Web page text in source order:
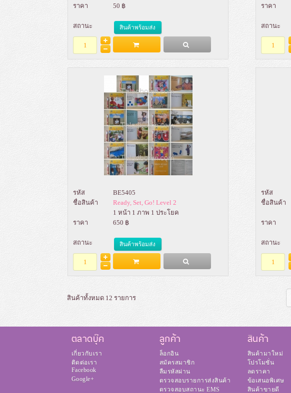
ราคา
50 ฿
สถานะ สินค้าพร้อมส่ง
Add to Bag
ราคา
สถานะ
รหัส
BE5405
ชื่อสินค้า
Ready, Set, Go! Level 2
1 หน้า 1 ภาพ 1 ประโยค
ราคา
650 ฿
สถานะ สินค้าพร้อมส่ง
Add to Bag
รหัส
ชื่อสินค้า
ราคา
สถานะ
สินค้าทั้งหมด 12 รายการ
ตลาดบุ๊ค
เกี่ยวกับเรา
ติดต่อเรา
Facebook
Google+
ลูกค้า
ล็อกอิน
สมัครสมาชิก
ลืมรหัสผ่าน
ตรวจสอบรายการส่งสินค้า
ตรวจสอบสถานะ EMS
สินค้า
สินค้ามาใหม่
โปรโมชั่น
ลดราคา
ข้อเสนอพิเศษ
สินค้าขายดี